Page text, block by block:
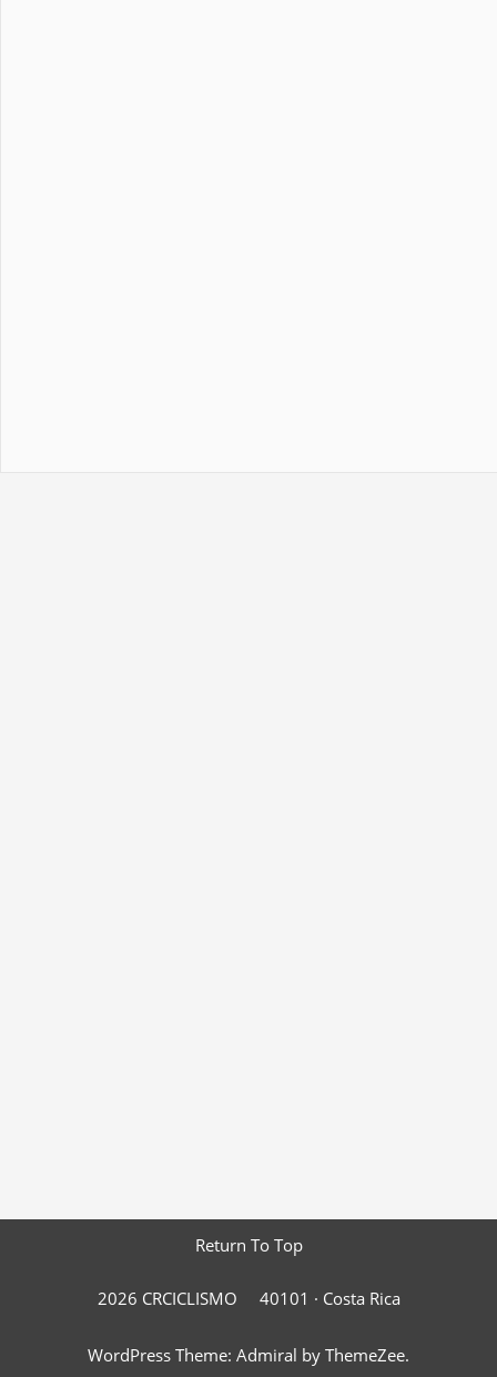
Return To Top
2026 CRCICLISMO 40101 · Costa Rica
WordPress Theme: Admiral by ThemeZee.